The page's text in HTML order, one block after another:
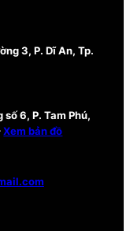
3, P. Dĩ An, Tp.
6, P. Tam Phú,
Xem bản đồ